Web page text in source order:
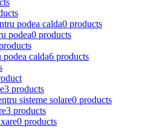
podea calda0 products
podea0 products
podea calda6 products
3 products
sisteme solare0 products
3 products
0 products